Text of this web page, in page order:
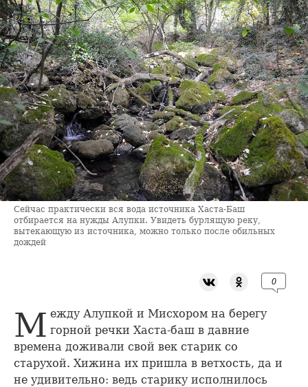
Сейчас практически вся вода источника Хаста-Баш
отбирается на нужды Алупки. Увидеть бурлящую реку,
вытекающую из источника, можно только после обильных
дождей
0
Между Алупкой и Мисхором на берегу горной речки Хаста-баш в давние
времена доживали свой век старик со
старухой. Хижина их пришла в ветхость, да и
не удивительно: ведь старику исполнилось